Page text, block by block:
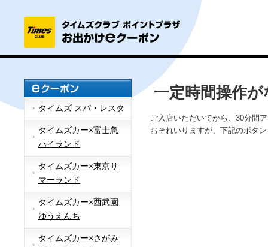
タイムズ スパ・レスタ
タイムズカー×富士急
ハイランド
タイムズカー×東京サ
マーランド
タイムズカー×西武園
ゆうえんち
タイムズカー×さがみ
一定時間操作
ご入店いただいてから、30分間
おそれいりますが、下記のボタ